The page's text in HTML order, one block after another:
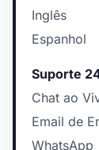
Inglês
Espanhol
Suporte
Chat ao
Email de
WhatsApp